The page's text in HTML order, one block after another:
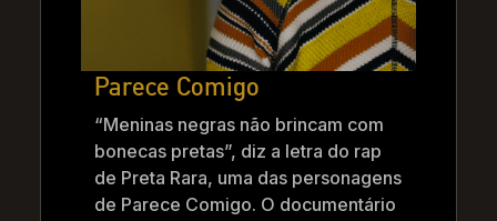
Parece Comigo
“Meninas negras não brincam com
bonecas pretas”, diz a letra do rap
de Preta Rara, uma das personagens
de Parece Comigo. O documentário